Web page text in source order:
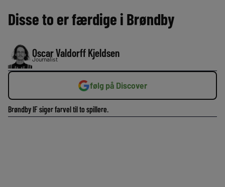
Disse to er færdige i Brøndby
Oscar Valdorff Kjeldsen
Journalist
følg på Discover
Brøndby IF siger farvel til to spillere.